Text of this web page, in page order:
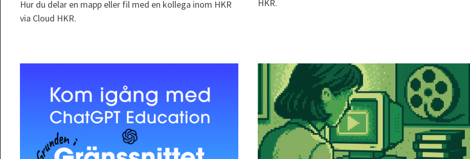
Hur du delar en mapp eller fil med en kollega inom HKR
via Cloud HKR.
HKR.